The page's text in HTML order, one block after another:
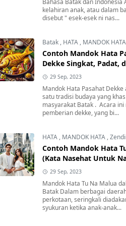
Bahasa Batak dan Indonesia
kelahiran anak, atau dalam
disebut " esek-esek ni nas...
Batak , HATA , MANDOK HATA
Contoh Mandok Hata
Dekke Singkat, Padat,
29 Sep, 2023
Mandok Hata Pasahat Dekke
satu tradisi budaya yang
masyarakat Batak . Acara
pemberian dekke, yang bi...
HATA , MANDOK HATA ,
Contoh Mandok Hata
(Kata Nasehat Untuk
29 Sep, 2023
Mandok Hata Tu Na Malua
Batak Dalam berbagai
perkotaan, seringkali
syukuran ketika anak-anak...